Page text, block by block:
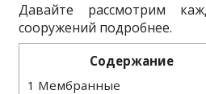
Давайте рассмотрим
сооружений подробнее.
Содержание
1 Мембранные